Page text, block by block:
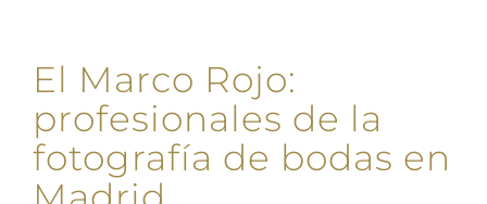
El Marco Rojo:
profesionales de la
fotografía de bodas en